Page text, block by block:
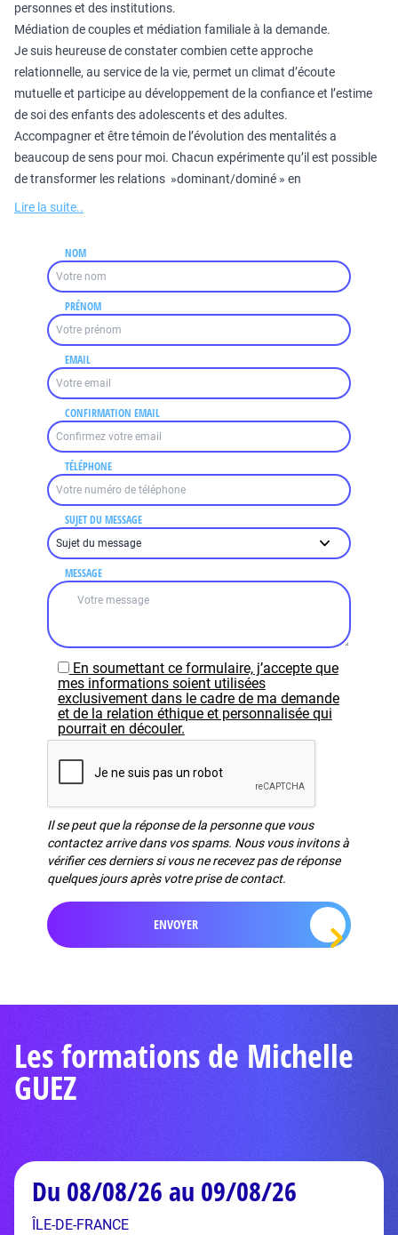
personnes et des institutions.
Médiation de couples et médiation familiale à la demande.
Je suis heureuse de constater combien cette approche
relationnelle, au service de la vie, permet un climat d’écoute
mutuelle et participe au développement de la confiance et l’estime
de soi des enfants des adolescents et des adultes.
Accompagner et être témoin de l’évolution des mentalités a
beaucoup de sens pour moi. Chacun expérimente qu’il est possible
de transformer les relations »dominant/dominé » en
Lire la suite..
NOM
PRÉNOM
EMAIL
CONFIRMATION EMAIL
TÉLÉPHONE
SUJET DU MESSAGE
MESSAGE
En soumettant ce formulaire, j’accepte que
mes informations soient utilisées
exclusivement dans le cadre de ma demande
et de la relation éthique et personnalisée qui
pourrait en découler.
Il se peut que la réponse de la personne que vous
contactez arrive dans vos spams. Nous vous invitons à
vérifier ces derniers si vous ne recevez pas de réponse
quelques jours après votre prise de contact.
Les formations de Michelle
GUEZ
Du 08/08/26 au 09/08/26
ÎLE-DE-FRANCE